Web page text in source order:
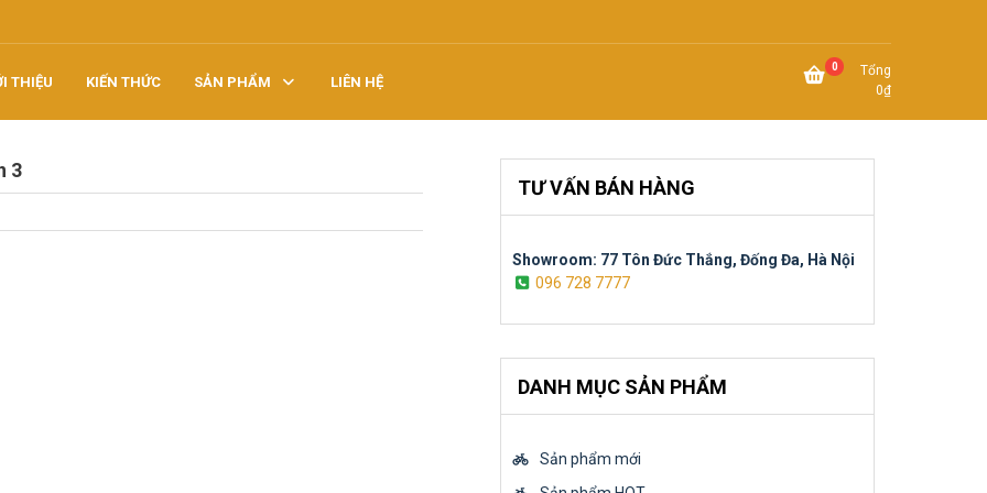
THIỆU KIẾN THỨC SẢN PHẨM LIÊN HỆ
0
Tổng
0₫
3
TƯ VẤN BÁN HÀNG
Showroom: 77 Tôn Đức Thắng, Đống Đa, Hà Nội
096 728 7777
DANH MỤC SẢN PHẨM
Sản phẩm mới